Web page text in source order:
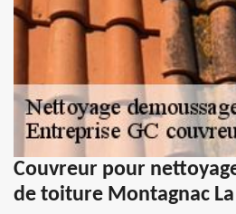
Couvreur pour
de toiture Montagnac